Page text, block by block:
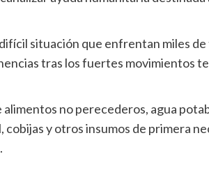
situación que enfrentan miles
tras los fuertes movimientos
no perecederos, agua
y otros insumos de primera